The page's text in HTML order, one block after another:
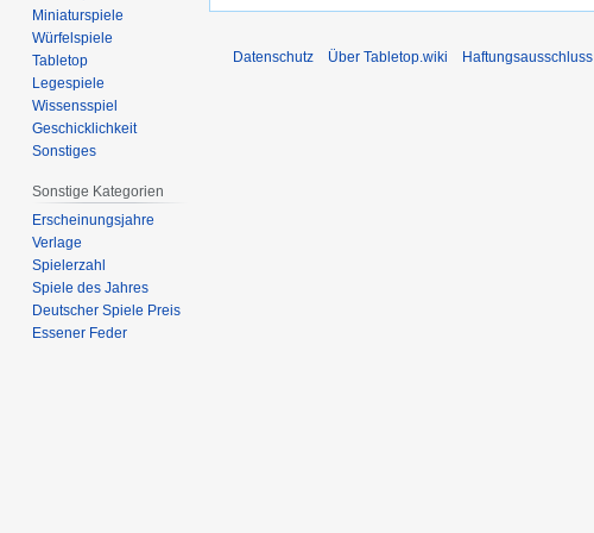
Miniaturspiele
Würfelspiele
Tabletop
Legespiele
Wissensspiel
Geschicklichkeit
Sonstiges
Sonstige Kategorien
Erscheinungsjahre
Verlage
Spielerzahl
Spiele des Jahres
Deutscher Spiele Preis
Essener Feder
Datenschutz Über Tabletop.wiki Haftungsausschluss